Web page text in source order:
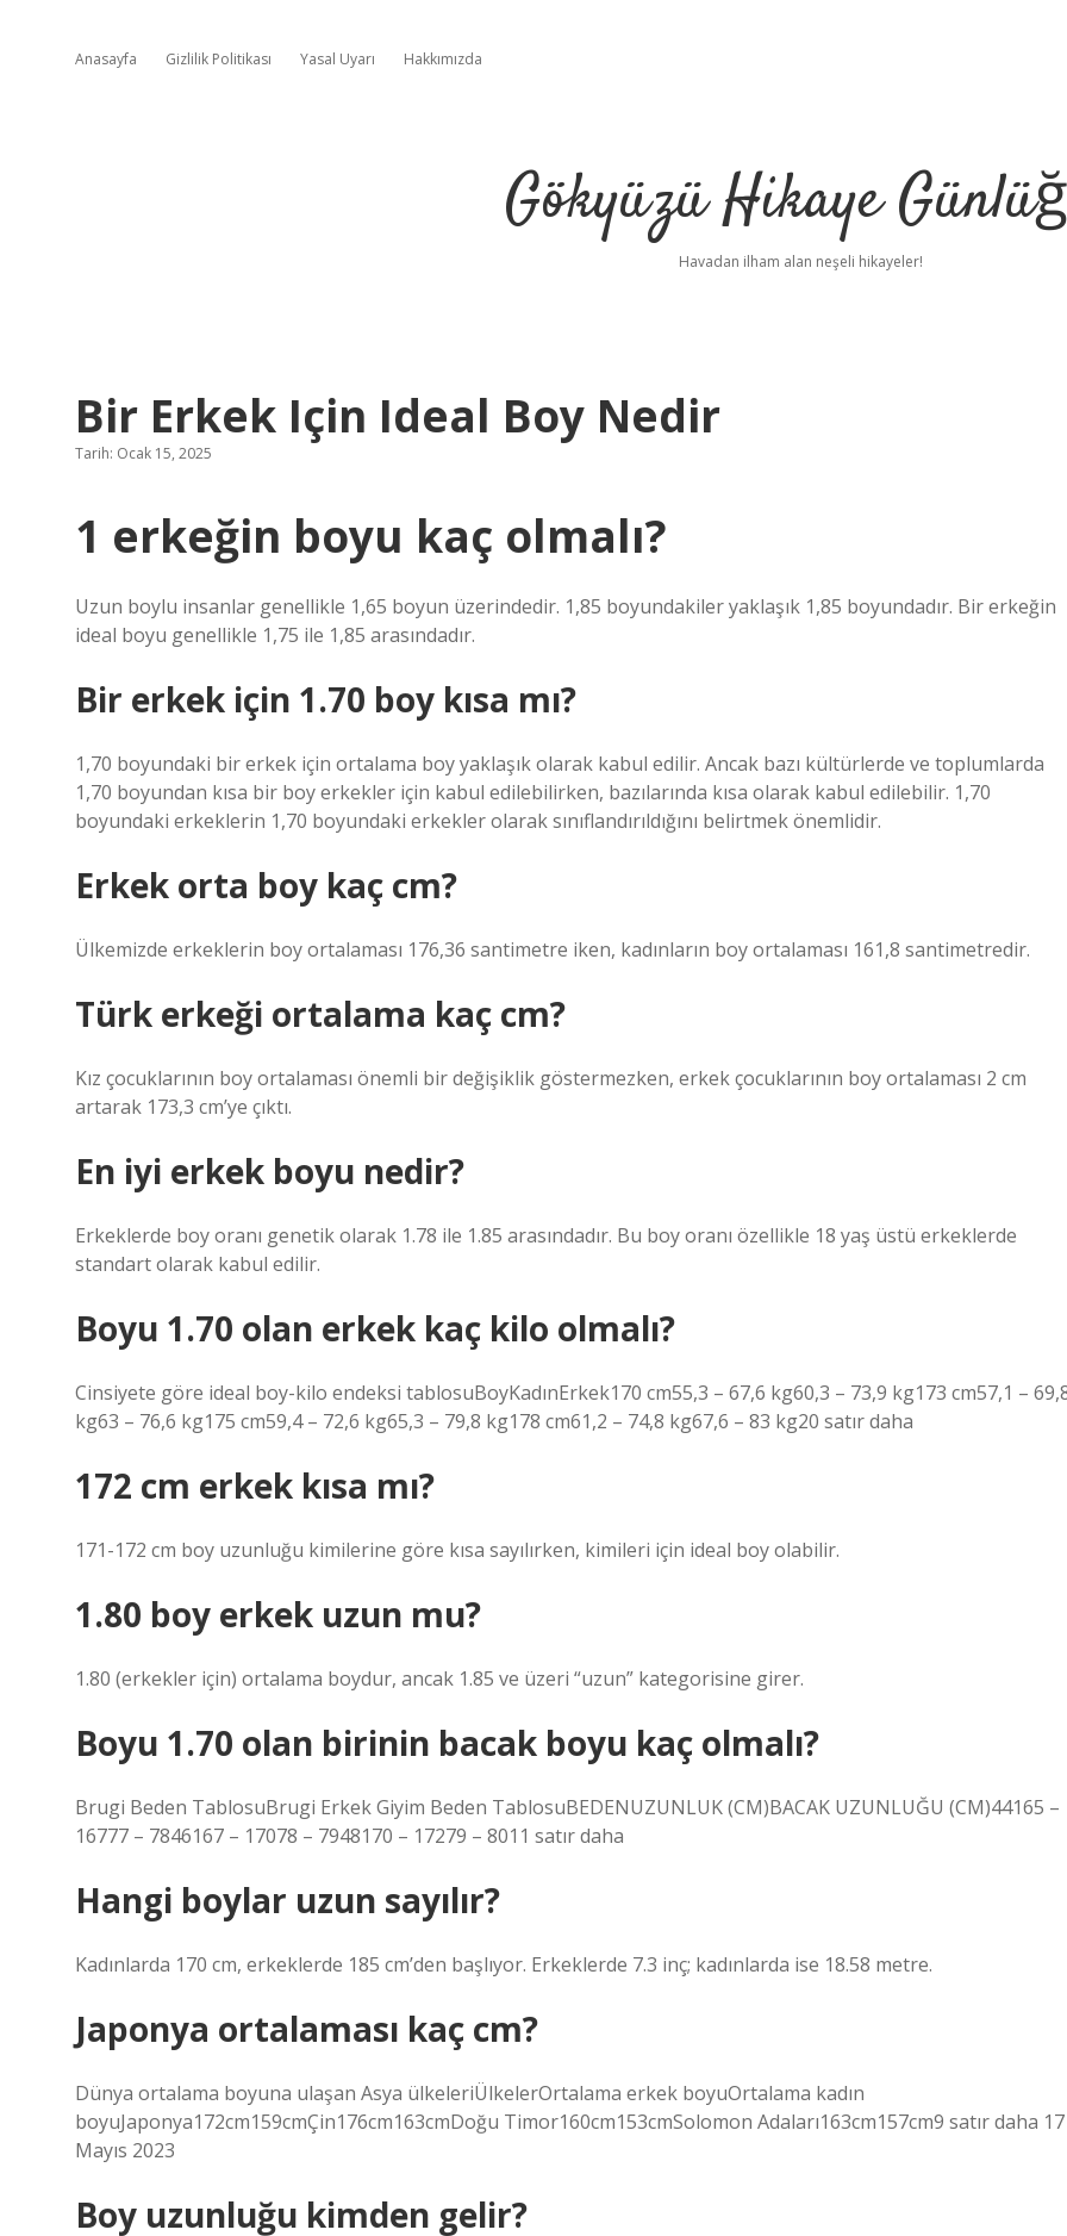
Anasayfa Gizlilik Politikası Yasal Uyarı Hakkımızda
Gökyüzü Hikaye
Havadan ilham alan neşeli hikayeler!
Bir Erkek Için Ideal Boy Nedir
Tarih: Ocak 15, 2025
1 erkeğin boyu kaç olmalı?
Uzun boylu insanlar genellikle 1,65 boyun üzerindedir. 1,85 boyundakiler yaklaşık 1,85 boyundadır. Bir erkeğin
ideal boyu genellikle 1,75 ile 1,85 arasındadır.
Bir erkek için 1.70 boy kısa mı?
1,70 boyundaki bir erkek için ortalama boy yaklaşık olarak kabul edilir. Ancak bazı kültürlerde ve toplumlarda
1,70 boyundan kısa bir boy erkekler için kabul edilebilirken, bazılarında kısa olarak kabul edilebilir. 1,70
boyundaki erkeklerin 1,70 boyundaki erkekler olarak sınıflandırıldığını belirtmek önemlidir.
Erkek orta boy kaç cm?
Ülkemizde erkeklerin boy ortalaması 176,36 santimetre iken, kadınların boy ortalaması 161,8 santimetredir.
Türk erkeği ortalama kaç cm?
Kız çocuklarının boy ortalaması önemli bir değişiklik göstermezken, erkek çocuklarının boy ortalaması 2 cm
artarak 173,3 cm’ye çıktı.
En iyi erkek boyu nedir?
Erkeklerde boy oranı genetik olarak 1.78 ile 1.85 arasındadır. Bu boy oranı özellikle 18 yaş üstü erkeklerde
standart olarak kabul edilir.
Boyu 1.70 olan erkek kaç kilo olmalı?
Cinsiyete göre ideal boy-kilo endeksi tablosuBoyKadınErkek170 cm55,3 – 67,6 kg60,3 – 73,9 kg173 cm57,1 –
kg63 – 76,6 kg175 cm59,4 – 72,6 kg65,3 – 79,8 kg178 cm61,2 – 74,8 kg67,6 – 83 kg20 satır daha
172 cm erkek kısa mı?
171-172 cm boy uzunluğu kimilerine göre kısa sayılırken, kimileri için ideal boy olabilir.
1.80 boy erkek uzun mu?
1.80 (erkekler için) ortalama boydur, ancak 1.85 ve üzeri “uzun” kategorisine girer.
Boyu 1.70 olan birinin bacak boyu kaç olmalı?
Brugi Beden TablosuBrugi Erkek Giyim Beden TablosuBEDENUZUNLUK (CM)BACAK UZUNLUĞU (CM)44165 –
16777 – 7846167 – 17078 – 7948170 – 17279 – 8011 satır daha
Hangi boylar uzun sayılır?
Kadınlarda 170 cm, erkeklerde 185 cm’den başlıyor. Erkeklerde 7.3 inç; kadınlarda ise 18.58 metre.
Japonya ortalaması kaç cm?
Dünya ortalama boyuna ulaşan Asya ülkeleriÜlkelerOrtalama erkek boyuOrtalama kadın
boyuJaponya172cm159cmÇin176cm163cmDoğu Timor160cm153cmSolomon Adaları163cm157cm9 satır daha 17
Mayıs 2023
Boy uzunluğu kimden gelir?